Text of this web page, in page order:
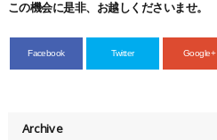
この機会に是非、 お越しくださいませ。
Facebook Twitter Google+
Archive